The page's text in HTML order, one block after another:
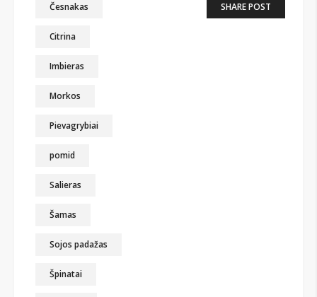
Česnakas
Citrina
Imbieras
Morkos
Pievagrybiai
pomid
Salieras
Šamas
Sojos padažas
Špinatai
SHARE POST